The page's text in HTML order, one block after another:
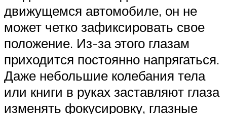
движущемся автомобиле, он не
может четко зафиксировать свое
положение. Из-за этого глазам
приходится постоянно напрягаться.
Даже небольшие колебания тела
или книги в руках заставляют глаза
изменять фокусировку, глазные